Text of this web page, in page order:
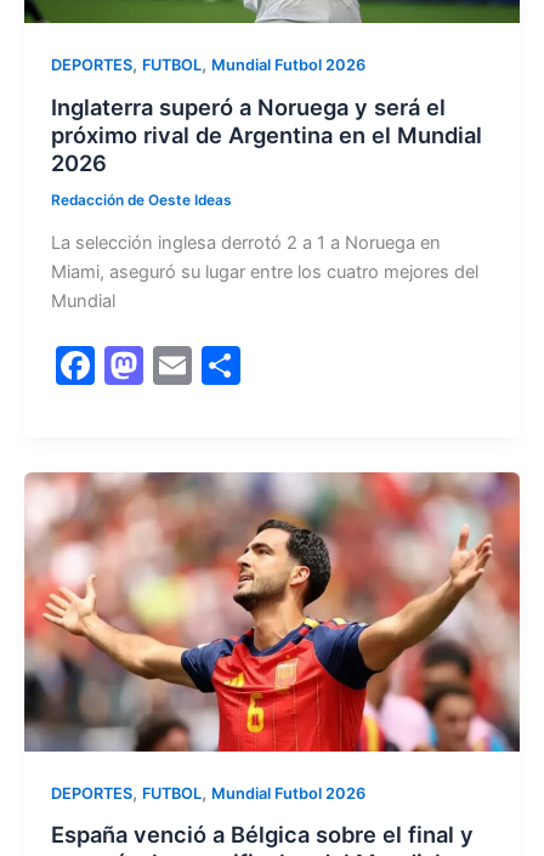
DEPORTES, FUTBOL, Mundial Futbol 2026
Inglaterra superó a Noruega y será el
próximo rival de Argentina en el Mundial
2026
Redacción de Oeste Ideas
La selección inglesa derrotó 2 a 1 a Noruega en
Miami, aseguró su lugar entre los cuatro mejores del
Mundial
F
e
b
o
o
k
M
o
d
o
n
E
l
C
p
ar
tir
DEPORTES, FUTBOL, Mundial Futbol 2026
España venció a Bélgica sobre el final y